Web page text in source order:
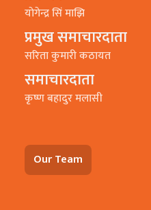
याेगेन्द्र सिं माझि
प्रमुख समाचारदाता
सरिता कुमारी कठायत
समाचारदाता
कृष्ण बहादुर मलासी
Our Team